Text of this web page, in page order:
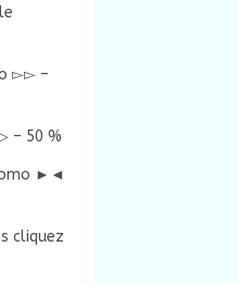
▻▻ –
– 50 %
►◄
cliquez